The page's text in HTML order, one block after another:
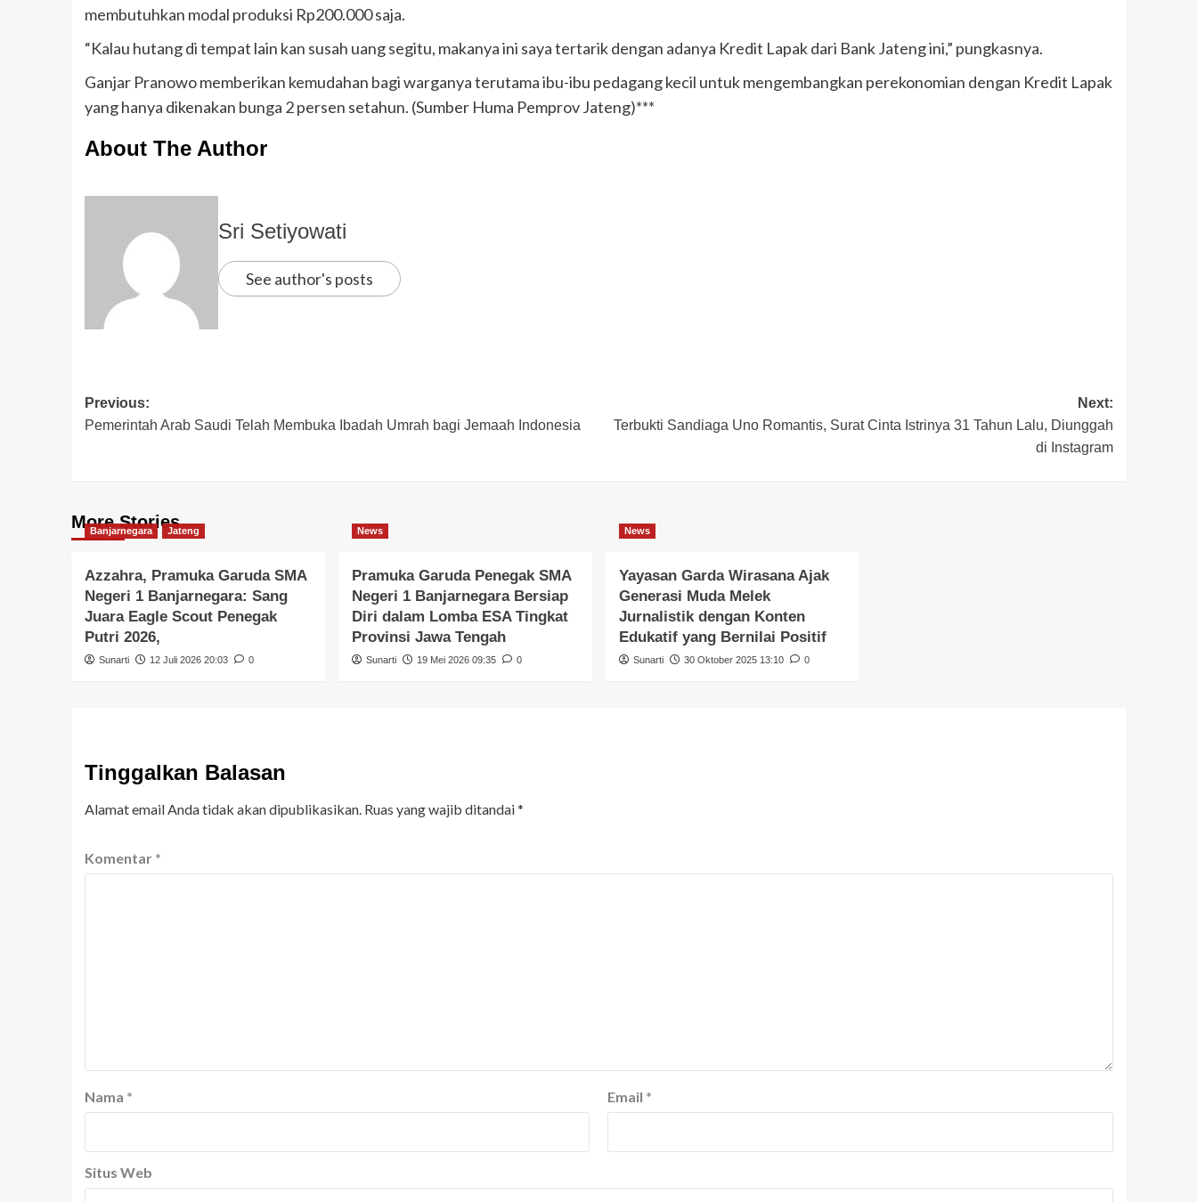
membutuhkan modal produksi Rp200.000 saja.
“Kalau hutang di tempat lain kan susah uang segitu, makanya ini saya tertarik dengan adanya Kredit Lapak dari Bank Jateng ini,” pungkasnya.
Ganjar Pranowo memberikan kemudahan bagi warganya terutama ibu-ibu pedagang kecil untuk mengembangkan perekonomian dengan Kredit Lapak
yang hanya dikenakan bunga 2 persen setahun. (Sumber Huma Pemprov Jateng)***
About The Author
Sri Setiyowati
See author's posts
Previous:
Pemerintah Arab Saudi Telah Membuka Ibadah Umrah bagi Jemaah Indonesia
Next:
Terbukti Sandiaga Uno Romantis, Surat Cinta Istrinya 31 Tahun Lalu, Diunggah
di Instagram
More Stories
Banjarnegara Jateng
Azzahra, Pramuka Garuda SMA
Negeri 1 Banjarnegara: Sang
Juara Eagle Scout Penegak
Putri 2026,
Sunarti 12 Juli 2026 20:03 0
News
Pramuka Garuda Penegak SMA
Negeri 1 Banjarnegara Bersiap
Diri dalam Lomba ESA Tingkat
Provinsi Jawa Tengah
Sunarti 19 Mei 2026 09:35 0
News
Yayasan Garda Wirasana Ajak
Generasi Muda Melek
Jurnalistik dengan Konten
Edukatif yang Bernilai Positif
Sunarti 30 Oktober 2025 13:10 0
Tinggalkan Balasan
Alamat email Anda tidak akan dipublikasikan. Ruas yang wajib ditandai*
Komentar *
Nama * Email *
Situs Web